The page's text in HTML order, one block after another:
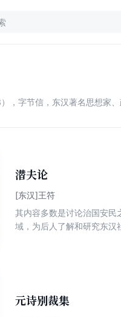
，字节信，东汉著名思想家、
潜夫论
[东汉]王符
其内容多数是讨论治国安民
域，为后人了解和研究东汉
元诗别裁集